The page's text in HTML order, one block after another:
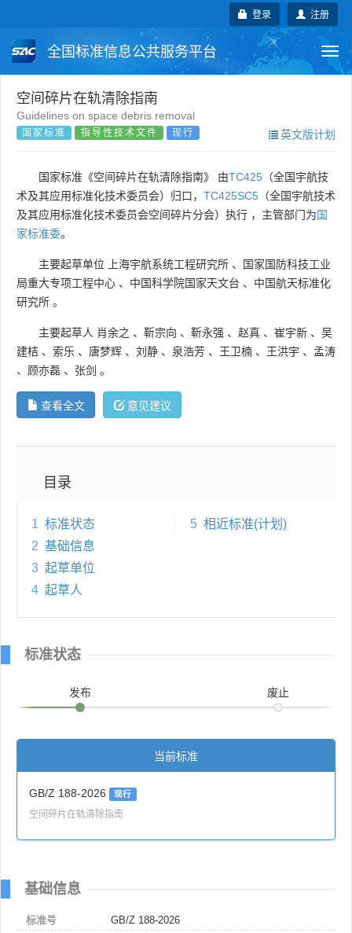
注册
登录
全国标准信息公共服务平台
国家标准 行业标准
团体标准 企业标准 国际标准
国外标准 技术委员会
空间碎片在轨清除指南
Guidelines on space debris removal
国家标准 指导性技术文件 现行 英文版计划
国家标准《空间碎片在轨清除指南》 由TC425 （全国宇航技
术及其应用标准化技术委员会）归口， TC425SC5 （全国宇航技术
及其应用标准化技术委员会空间碎片分会）执行 ，主管部门为国
家标准委。
主要起草单位 上海宇航系统工程研究所 、
国家国防科技工业
局重大专项工程中心 、 中国科学院国家天文台 、 中国航天标准化
研究所 。
主要起草人 肖余之 、 靳宗向 、 靳永强 、 赵真 、 崔宇新 、 吴
建桔 、 索乐 、 唐梦辉 、 刘静 、 泉浩芳 、 王卫楠 、 王洪宇 、 孟涛
、 顾亦磊 、 张剑 。
查看全文 意见建议
目录
1 标准状态
2 基础信息
3 起草单位
4 起草人
5 相近标准(计划)
标准状态
发布 废止
当前标准
GB/Z 188-2026 现行
空间碎片在轨清除指南
基础信息
标准号
GB/Z 188-2026